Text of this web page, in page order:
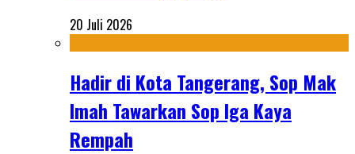
20 Juli 2026
Hadir di Kota Tangerang, Sop Mak
Imah Tawarkan Sop Iga Kaya
Rempah